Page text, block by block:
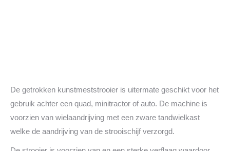
De getrokken kunstmeststrooier is uitermate geschikt voor het
gebruik achter een quad, minitractor of auto. De machine is
voorzien van wielaandrijving met een zware tandwielkast
welke de aandrijving van de strooischijf verzorgd.